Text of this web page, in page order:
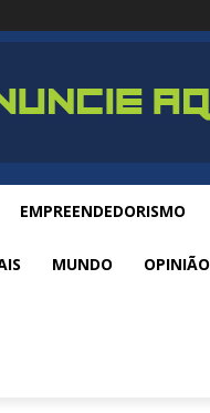
EMPREENDEDORISMO
MUNDO OPINIÃO